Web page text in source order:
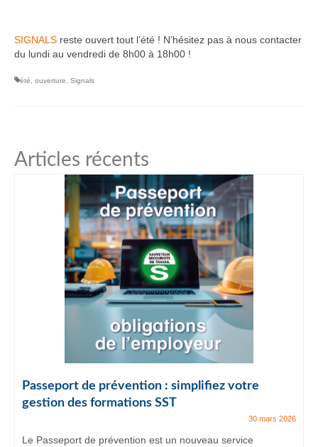
SIGNALS reste ouvert tout l’été ! N’hésitez pas à nous contacter
du lundi au vendredi de 8h00 à 18h00 !
été ouverture Signals
Articles récents
Passeport de prévention : simplifiez votre
gestion des formations SST
30 mars 2026
Le Passeport de prévention est un nouveau service